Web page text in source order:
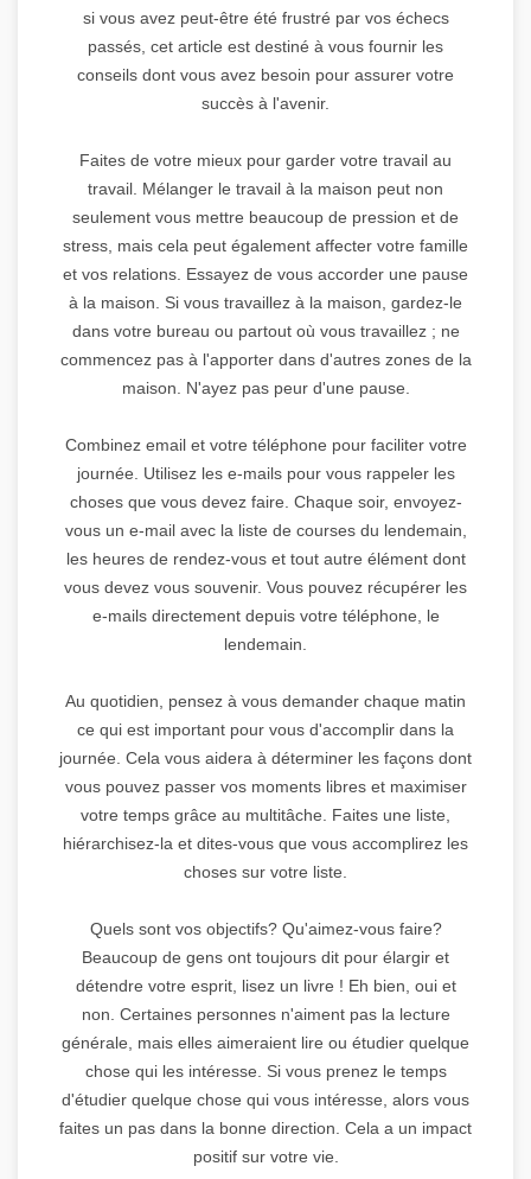
si vous avez peut-être été frustré par vos échecs
passés, cet article est destiné à vous fournir les
conseils dont vous avez besoin pour assurer votre
succès à l'avenir.
Faites de votre mieux pour garder votre travail au
travail. Mélanger le travail à la maison peut non
seulement vous mettre beaucoup de pression et de
stress, mais cela peut également affecter votre famille
et vos relations. Essayez de vous accorder une pause
à la maison. Si vous travaillez à la maison, gardez-le
dans votre bureau ou partout où vous travaillez ; ne
commencez pas à l'apporter dans d'autres zones de la
maison. N'ayez pas peur d'une pause.
Combinez email et votre téléphone pour faciliter votre
journée. Utilisez les e-mails pour vous rappeler les
choses que vous devez faire. Chaque soir, envoyez-
vous un e-mail avec la liste de courses du lendemain,
les heures de rendez-vous et tout autre élément dont
vous devez vous souvenir. Vous pouvez récupérer les
e-mails directement depuis votre téléphone, le
lendemain.
Au quotidien, pensez à vous demander chaque matin
ce qui est important pour vous d'accomplir dans la
journée. Cela vous aidera à déterminer les façons dont
vous pouvez passer vos moments libres et maximiser
votre temps grâce au multitâche. Faites une liste,
hiérarchisez-la et dites-vous que vous accomplirez les
choses sur votre liste.
Quels sont vos objectifs? Qu'aimez-vous faire?
Beaucoup de gens ont toujours dit pour élargir et
détendre votre esprit, lisez un livre ! Eh bien, oui et
non. Certaines personnes n'aiment pas la lecture
générale, mais elles aimeraient lire ou étudier quelque
chose qui les intéresse. Si vous prenez le temps
d'étudier quelque chose qui vous intéresse, alors vous
faites un pas dans la bonne direction. Cela a un impact
positif sur votre vie.